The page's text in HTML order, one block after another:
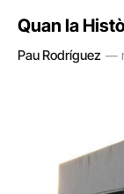
Quan la
Pau Rodríguez